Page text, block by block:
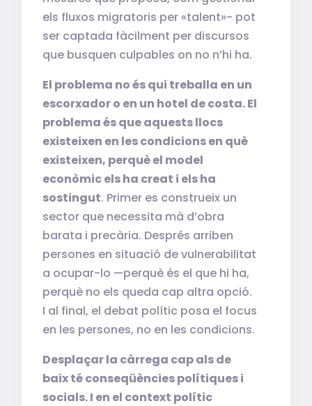
els fluxos migratoris per «talent»- pot
ser captada fàcilment per discursos
que busquen culpables on no n’hi ha.
El problema no és qui treballa en un
escorxador o en un hotel de costa. El
problema és que aquests llocs
existeixen en les condicions en què
existeixen, perquè el model
econòmic els ha creat i els ha
sostingut. Primer es construeix un
sector que necessita mà d’obra
barata i precària. Després arriben
persones en situació de vulnerabilitat
a ocupar-lo —perquè és el que hi ha,
perquè no els queda cap altra opció.
I al final, el debat polític posa el focus
en les persones, no en les condicions.
Desplaçar la càrrega cap als de
baix té conseqüències polítiques i
socials. I en el context polític